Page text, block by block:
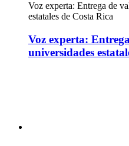
Voz experta: Entrega de
estatales de Costa Rica
Voz experta:
universidades